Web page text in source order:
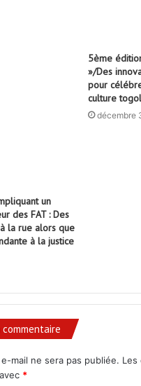
un
des FAT : Des
la rue alors que
à la justice
5ème
»/Des
pour
culture
décembre
mail ne sera pas publiée. Les
*